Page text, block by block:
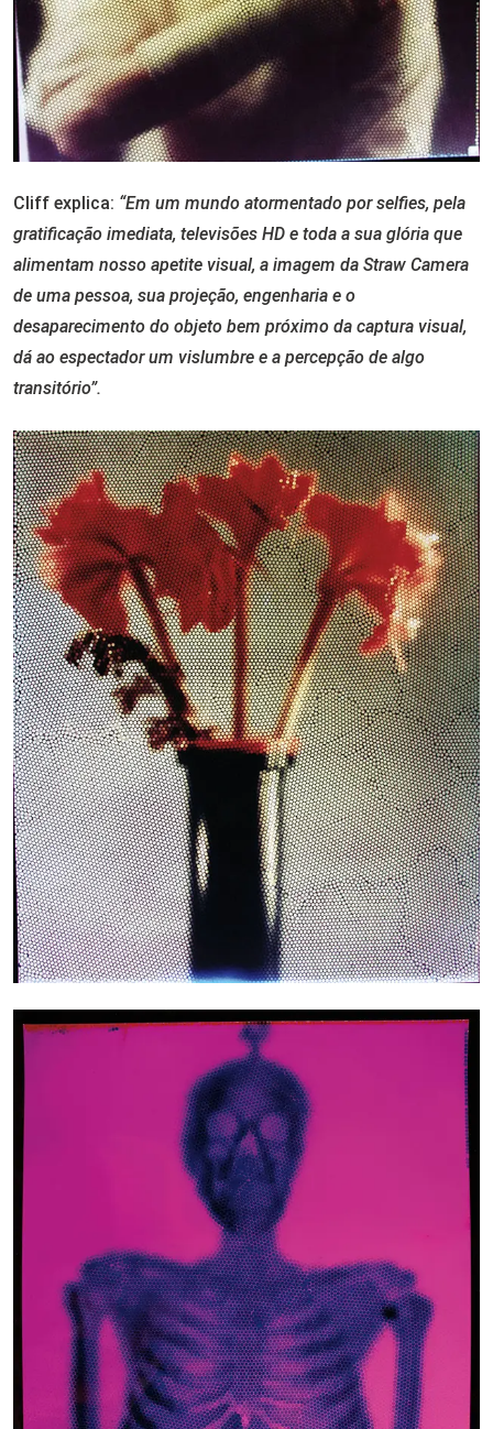
Cliff explica: “Em um mundo atormentado por selfies, pela
gratificação imediata, televisões HD e toda a sua glória que
alimentam nosso apetite visual, a imagem da Straw Camera
de uma pessoa, sua projeção, engenharia e o
desaparecimento do objeto bem próximo da captura visual,
dá ao espectador um vislumbre e a percepção de algo
transitório”.